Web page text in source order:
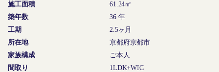
施工面積
61.24㎡
築年数
36 年
工期
2.5ヶ月
所在地
京都府京都市
家族構成
ご本人
間取り
1LDK+WIC